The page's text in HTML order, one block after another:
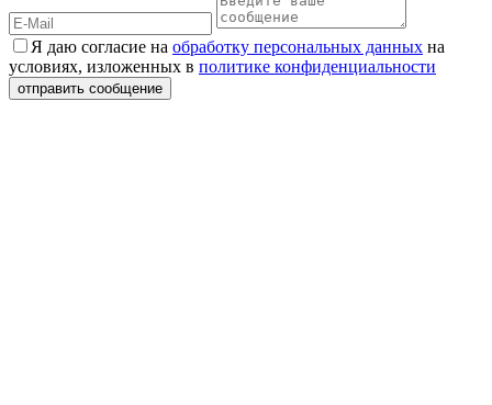
Я даю согласие на обработку персональных данных на
условиях, изложенных в политике конфиденциальности